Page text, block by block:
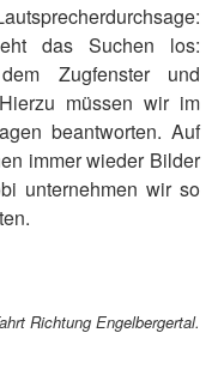
das Suchen los:
Zugfenster und
müssen wir im
beantworten. Auf
immer wieder Bilder
unternehmen wir so
Richtung Engelbergertal.